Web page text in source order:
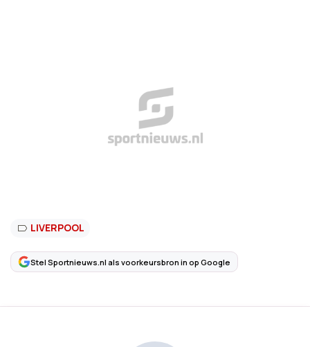
LIVERPOOL
Stel Sportnieuws.nl als voorkeursbron in op Google